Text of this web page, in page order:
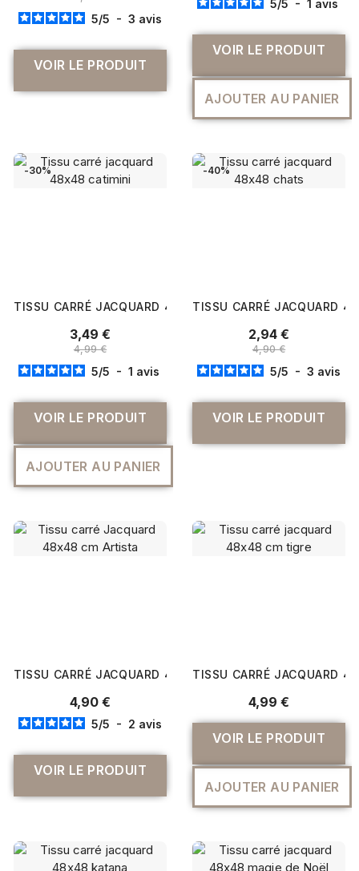
5/5 - 3 avis
VOIR LE PRODUIT
5/5 - 1 avis
VOIR LE PRODUIT
AJOUTER AU PANIER
-30%
TISSU CARRÉ JACQUARD 48X48 CATIMINI
3,49 €
4,99 €
5/5 1 avis
VOIR LE PRODUIT
AJOUTER AU PANIER
-40%
TISSU CARRÉ JACQUARD
2,94 €
4,90 €
5/5 3 avis
VOIR LE PRODUIT
TISSU CARRÉ JACQUARD 48X48 CM ARTISTA
4,90 €
5/5 2 avis
VOIR LE PRODUIT
TISSU CARRÉ JACQUARD
4,99 €
VOIR LE PRODUIT
AJOUTER AU PANIER